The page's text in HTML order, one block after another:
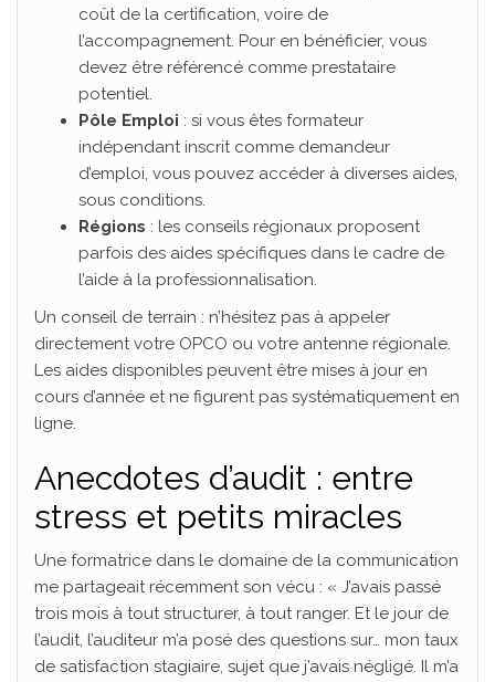
coût de la certification, voire de
l’accompagnement. Pour en bénéficier, vous
devez être référencé comme prestataire
potentiel.
Pôle Emploi : si vous êtes formateur
indépendant inscrit comme demandeur
d’emploi, vous pouvez accéder à diverses aides,
sous conditions.
Régions : les conseils régionaux proposent
parfois des aides spécifiques dans le cadre de
l’aide à la professionnalisation.
Un conseil de terrain : n’hésitez pas à appeler
directement votre OPCO ou votre antenne régionale.
Les aides disponibles peuvent être mises à jour en
cours d’année et ne figurent pas systématiquement en
ligne.
Anecdotes d’audit : entre
stress et petits miracles
Une formatrice dans le domaine de la communication
me partageait récemment son vécu : « J’avais passé
trois mois à tout structurer, à tout ranger. Et le jour de
l’audit, l’auditeur m’a posé des questions sur… mon taux
de satisfaction stagiaire, sujet que j’avais négligé. Il m’a